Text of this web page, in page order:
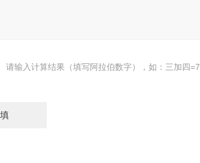
请输入计算结果（填写阿拉伯数字），如：三加四=7